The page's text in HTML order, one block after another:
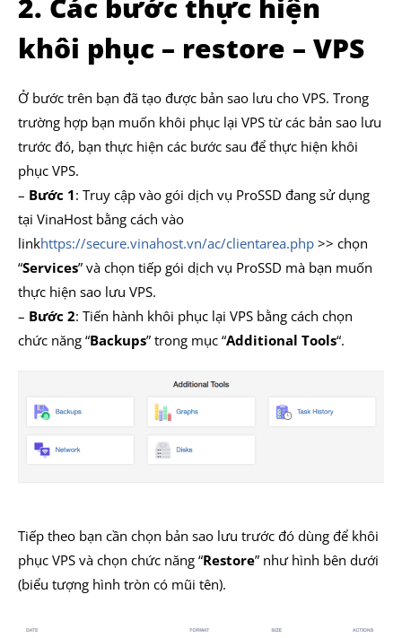
2. Các bước thực hiện
khôi phục – restore – VPS
Ở bước trên bạn đã tạo được bản sao lưu cho VPS. Trong
trường hợp bạn muốn khôi phục lại VPS từ các bản sao lưu
trước đó, bạn thực hiện các bước sau để thực hiện khôi
phục VPS.
– Bước 1: Truy cập vào gói dịch vụ ProSSD đang sử dụng
tại VinaHost bằng cách vào
linkhttps://secure.vinahost.vn/ac/clientarea.php >> chọn
“Services” và chọn tiếp gói dịch vụ ProSSD mà bạn muốn
thực hiện sao lưu VPS.
– Bước 2: Tiến hành khôi phục lại VPS bằng cách chọn
chức năng “Backups” trong mục “Additional Tools“.
Tiếp theo bạn cần chọn bản sao lưu trước đó dùng để khôi
phục VPS và chọn chức năng “Restore” như hình bên dưới
(biểu tượng hình tròn có mũi tên).